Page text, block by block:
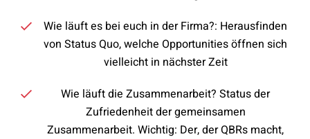
Wie läuft es bei euch in der Firma?: Herausfinden
von Status Quo, welche Opportunities öffnen sich
vielleicht in nächster Zeit
Wie läuft die Zusammenarbeit? Status der
Zufriedenheit der gemeinsamen
Zusammenarbeit. Wichtig: Der, der QBRs macht,